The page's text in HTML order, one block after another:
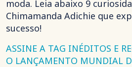
moda. Leia abaixo 9
Chimamanda Adichie que
sucesso!
ASSINE A TAG INÉDITOS E
O LANÇAMENTO MUNDIAL